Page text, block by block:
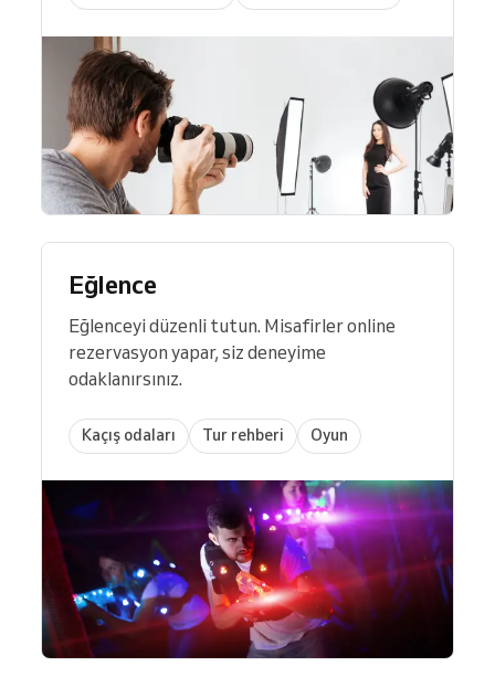
Eğlence
Eğlenceyi düzenli tutun. Misafirler online
rezervasyon yapar, siz deneyime
odaklanırsınız.
Kaçış odaları Tur rehberi Oyun